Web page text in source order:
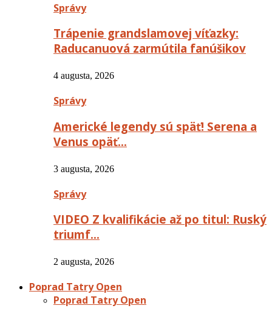
Správy
Trápenie grandslamovej víťazky:
Raducanuová zarmútila fanúšikov
4 augusta, 2026
Správy
Americké legendy sú späť! Serena a
Venus opäť…
3 augusta, 2026
Správy
VIDEO Z kvalifikácie až po titul: Ruský
triumf…
2 augusta, 2026
Poprad Tatry Open
Poprad Tatry Open